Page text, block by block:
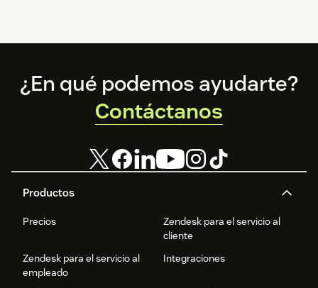
Footer
Productos
Precios
Zendesk para el servicio al
cliente
Zendesk para el servicio al
empleado
Integraciones
¿En qué podemos ayudarte?
Contáctanos